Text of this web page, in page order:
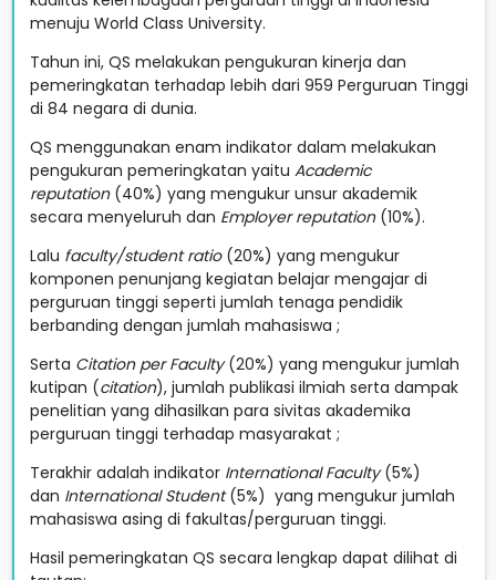
menuju World Class University.
Tahun ini, QS melakukan pengukuran kinerja dan
pemeringkatan terhadap lebih dari 959 Perguruan Tinggi
di 84 negara di dunia.
QS menggunakan enam indikator dalam melakukan
pengukuran pemeringkatan yaitu Academic
reputation(40%) yang mengukur unsur akademik
secara menyeluruh dan Employer reputation(10%).
Lalu faculty/student ratio(20%) yang mengukur
komponen penunjang kegiatan belajar mengajar di
perguruan tinggi seperti jumlah tenaga pendidik
berbanding dengan jumlah mahasiswa ;
Serta Citation per Faculty(20%) yang mengukur jumlah
kutipan (citation), jumlah publikasi ilmiah serta dampak
penelitian yang dihasilkan para sivitas akademika
perguruan tinggi terhadap masyarakat ;
Terakhir adalah indikator International Faculty(5%)
dan International Student(5%) yang mengukur jumlah
mahasiswa asing di fakultas/perguruan tinggi.
Hasil pemeringkatan QS secara lengkap dapat dilihat di